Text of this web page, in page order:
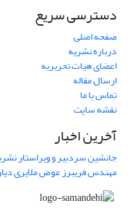
دسترسی سریع
صفحه اصلی
درباره نشریه
اعضای هیات تحریریه
ارسال مقاله
تماس با ما
نقشه سایت
آخرین اخبار
جانشین سردبیر و ویراستار
مهندس فریبرز عوض ملایری